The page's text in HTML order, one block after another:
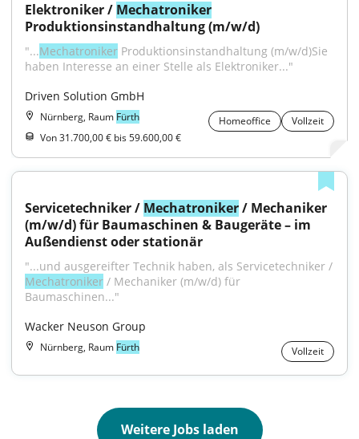
Elektroniker / Mechatroniker
Produktionsinstandhaltung (m/w/d)
"...Mechatroniker Produktionsinstandhaltung (m/w/d)Sie
haben Interesse an einer Stelle als Elektroniker..."
Driven Solution GmbH
Nürnberg, Raum Fürth Homeoffice
Vollzeit
Von 31.700,00 € bis 59.600,00 €
Servicetechniker / Mechatroniker / Mechaniker
(m/w/d) für Baumaschinen & Baugeräte – im
Außendienst oder stationär
Mechatroniker / Mechaniker (m/w/d) für
Baumaschinen..."
Wacker Neuson Group
Nürnberg, Raum Fürth Vollzeit
Weitere Jobs laden